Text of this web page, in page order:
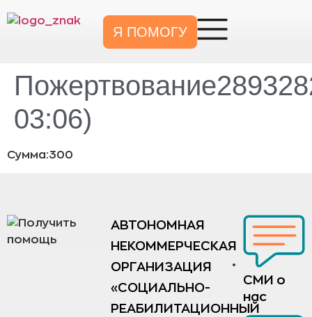
Я ПОМОГУ
03:06)
Сумма:300
АВТОНОМНАЯ
НЕКОММЕРЧЕСКАЯ
ОРГАНИЗАЦИЯ
«СОЦИАЛЬНО-
РЕАБИЛИТАЦИОННЫЙ
СМИ о
нас